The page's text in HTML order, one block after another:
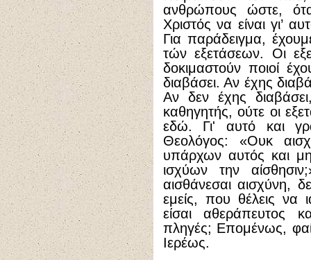
ανθρώπους ώστε,
Χριστός να είναι γι’
Για παράδειγμα,
τών εξετάσεων. Οι
δοκιμαστούν ποιοί
διαβάσει. Αν έχης
Αν δεν έχης
καθηγητής, ούτε οι
εδώ. Γι' αυτό και
Θεολόγος: «Ουκ
υπάρχων αυτός και
ισχύων την
αισθάνεσαι αισχύνη,
εμείς, που θέλεις να
είσαι αθεράπευτος
πληγές; Επομένως,
Ιερέως.